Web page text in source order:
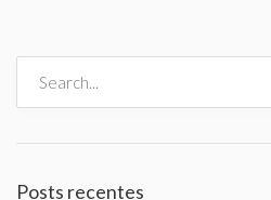
Posts recentes